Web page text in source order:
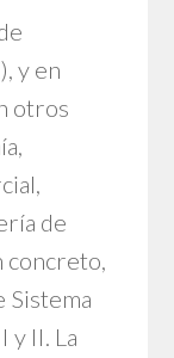
y en
otros
de
concreto,
Sistema
y II. La